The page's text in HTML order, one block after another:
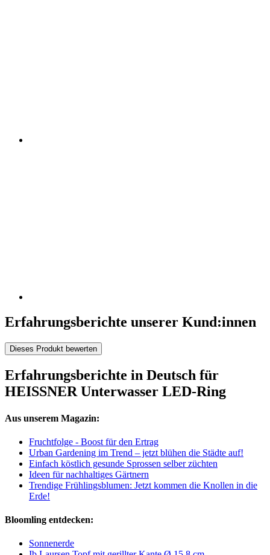
Erfahrungsberichte unserer Kund:innen
Dieses Produkt bewerten
Erfahrungsberichte in Deutsch für
HEISSNER Unterwasser LED-Ring
Aus unserem Magazin:
Fruchtfolge - Boost für den Ertrag
Urban Gardening im Trend – jetzt blühen die Städte auf!
Einfach köstlich gesunde Sprossen selber züchten
Ideen für nachhaltiges Gärtnern
Trendige Frühlingsblumen: Jetzt kommen die Knollen in die
Erde!
Bloomling entdecken:
Sonnenerde